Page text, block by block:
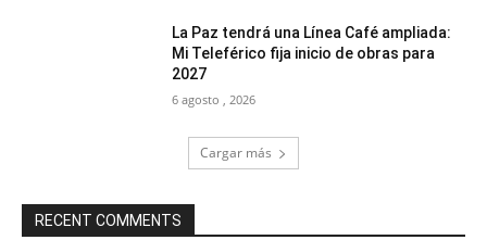
La Paz tendrá una Línea Café ampliada:
Mi Teleférico fija inicio de obras para
2027
6 agosto , 2026
Cargar más
RECENT COMMENTS